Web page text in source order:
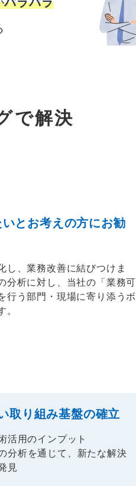
で解決
とお考えの方にお勧
し、業務改善に結びつけま
分析に対し、当社の「業務可
行う部門・現場に寄り添うボ
。
取り組み基盤の確立
活用のインプット
分析を通じて、新たな解決
見